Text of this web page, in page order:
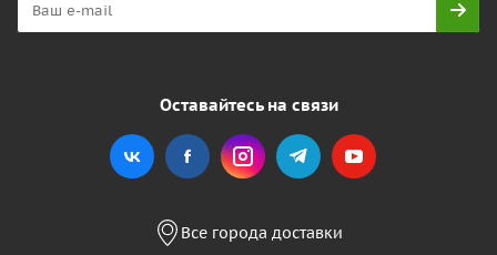
Оставайтесь на связи
Все города доставки